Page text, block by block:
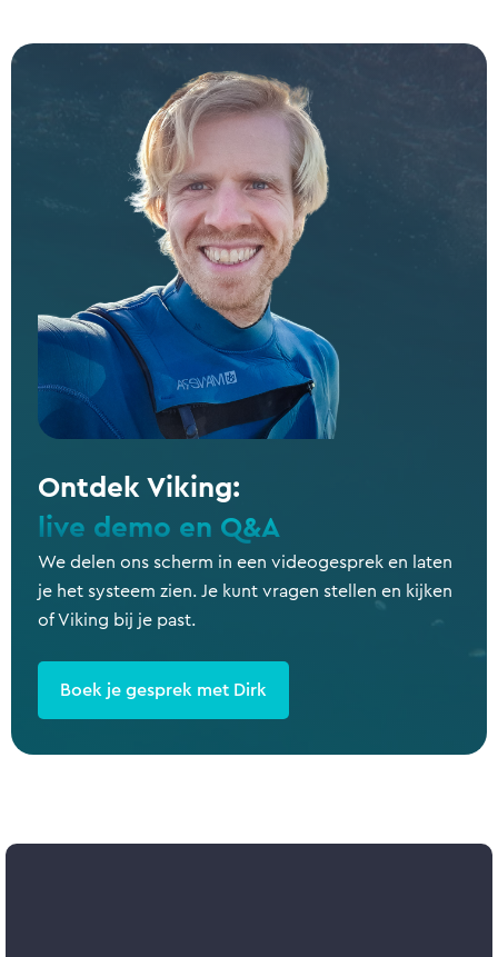
Ontdek Viking:
live demo en Q&A
We delen ons scherm in een videogesprek en laten
je het systeem zien. Je kunt vragen stellen en kijken
of Viking bij je past.
Boek je gesprek met Dirk